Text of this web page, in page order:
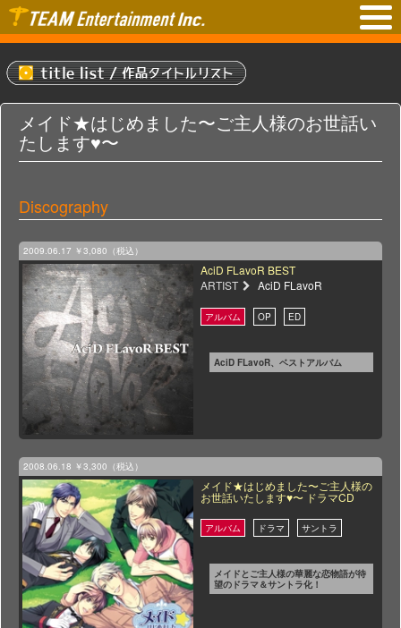
メイド★はじめました〜ご主人様のお世話い
たします♥〜
Discography
2009.06.17 ￥3,080（税込）
AciD FLavoR BEST
ARTIST
AciD FLavoR
AciD FLavoR、ベストアルバム
2008.06.18 ￥3,300（税込）
メイド★はじめました〜ご主人様の
お世話いたします♥〜 ドラマCD
メイドとご主人様の華麗な恋物語が待
望のドラマ＆サントラ化！